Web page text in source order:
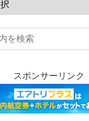
スポンサーリンク